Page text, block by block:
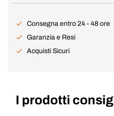
Consegna entro 24 - 48 ore
Garanzia e Resi
Acquisti Sicuri
I prodotti